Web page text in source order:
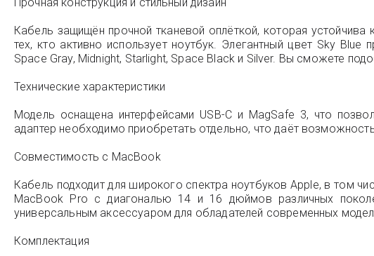
Прочная конструкция и стильный дизайн
Кабель защищён прочной тканевой оплёткой, которая
тех, кто активно использует ноутбук. Элегантный цвет Sky
Space Gray, Midnight, Starlight, Space Black и Silver. Вы сможете
Технические характеристики
Модель оснащена интерфейсами USB-C и MagSafe 3, что
адаптер необходимо приобретать отдельно, что даёт
Совместимость с MacBook
Кабель подходит для широкого спектра ноутбуков Apple, в том
MacBook Pro с диагональю 14 и 16 дюймов различных
универсальным аксессуаром для обладателей современных
Комплектация